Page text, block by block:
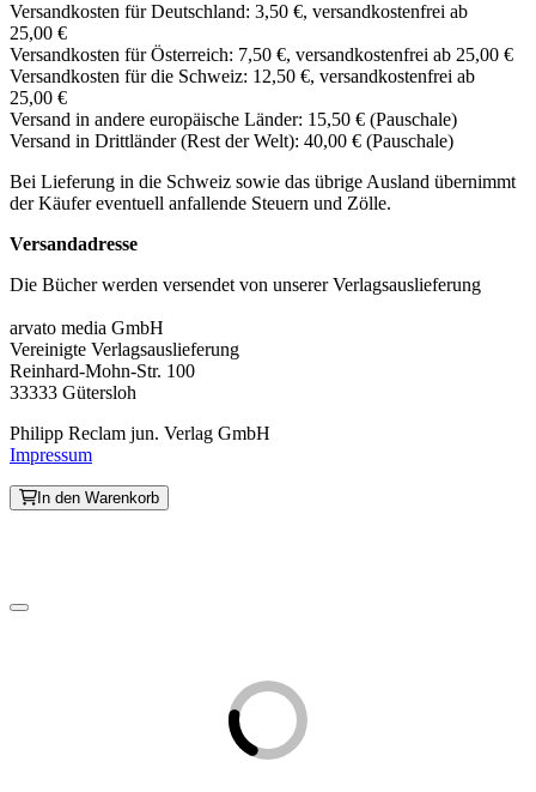
Versandkosten für Deutschland: 3,50 €, versandkostenfrei ab
25,00 €
Versandkosten für Österreich: 7,50 €, versandkostenfrei ab 25,00 €
Versandkosten für die Schweiz: 12,50 €, versandkostenfrei ab
25,00 €
Versand in andere europäische Länder: 15,50 € (Pauschale)
Versand in Drittländer (Rest der Welt): 40,00 € (Pauschale)
Bei Lieferung in die Schweiz sowie das übrige Ausland übernimmt
der Käufer eventuell anfallende Steuern und Zölle.
Versandadresse
Die Bücher werden versendet von unserer Verlagsauslieferung
arvato media GmbH
Vereinigte Verlagsauslieferung
Reinhard-Mohn-Str. 100
33333 Gütersloh
Philipp Reclam jun. Verlag GmbH
Impressum
In den Warenkorb